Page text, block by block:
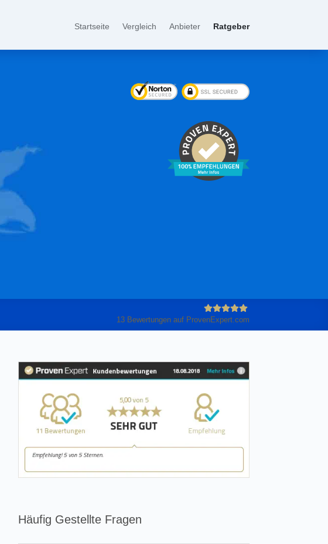
Startseite Vergleich Anbieter Ratgeber
GmbH
13Bewertungen auf ProvenExpert.com
Häufig Gestellte Fragen